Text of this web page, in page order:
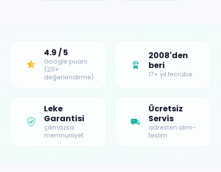
4.9 / 5
Google puanı
(211+
değerlendirme)
17+
2008'den
beri
17+ yıl tecrübe
Leke
Garantisi
çıkmazsa
memnuniyet
Ücretsiz
Servis
adresten alım-
teslim